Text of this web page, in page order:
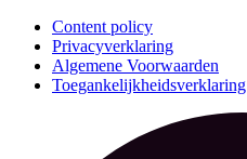
Content policy
Privacyverklaring
Algemene Voorwaarden
Toegankelijkheidsverklaring